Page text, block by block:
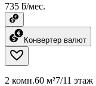
735 ƃ/мес.
Конвертер валют
2 комн.60 м²7/11 этаж